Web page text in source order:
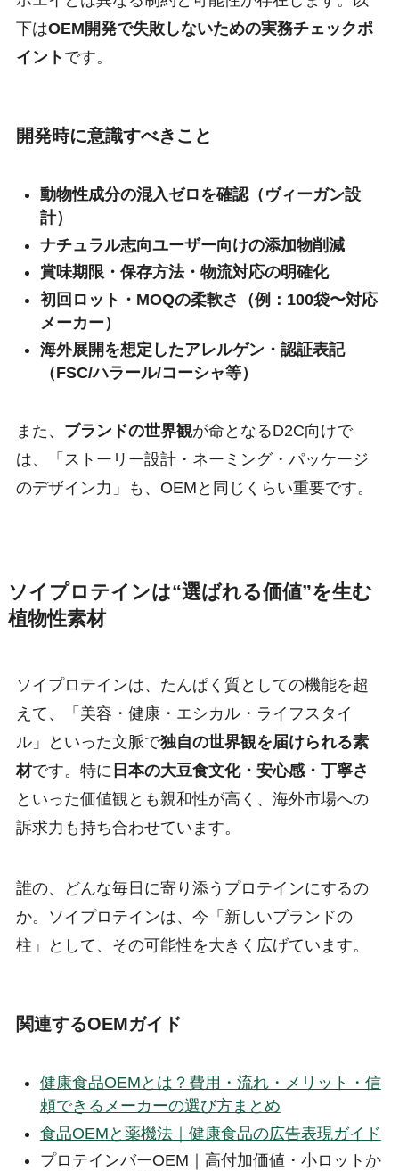
下はOEM開発で失敗しないための実務チェックポ
イント です。
開発時に意識すべきこと
動物性成分の混入ゼロを確認（ヴィーガン設
計）
ナチュラル志向ユーザー向けの添加物削減
賞味期限・保存方法・物流対応の明確化
初回ロット・MOQの柔軟さ（例：100袋〜対応
メーカー）
海外展開を想定したアレルゲン・認証表記
（FSC/ハラール/コーシャ等）
また、 ブランドの世界観が命となるD2C向けで
は、「ストーリー設計・ネーミング・パッケージ
のデザイン力」も、OEMと同じくらい重要です。
ソイプロテインは“選ばれる価値”を生む
植物性素材
ソイプロテインは、たんぱく質としての機能を超
えて、「美容・健康・エシカル・ライフスタイ
ル」といった文脈で独自の世界観を届けられる素
材です。特に 日本の大豆食文化・安心感・丁寧さ
といった価値観とも親和性が高く、海外市場への
訴求力も持ち合わせています。
誰の、どんな毎日に寄り添うプロテインにするの
か。ソイプロテインは、今「新しいブランドの
柱」として、その可能性を大きく広げています。
関連するOEMガイド
健康食品OEMとは？費用・流れ・メリット・信
頼できるメーカーの選び方まとめ
食品OEMと薬機法｜健康食品の広告表現ガイド
プロテインバーOEM｜高付加価値・小ロットか